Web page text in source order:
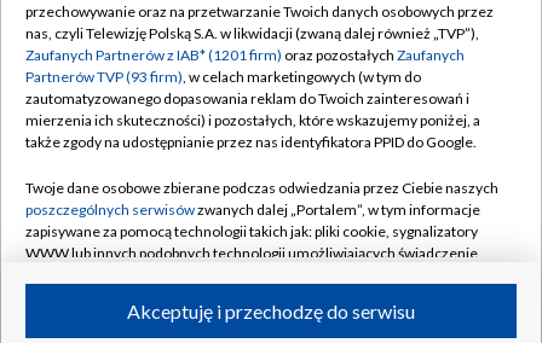
Abonament TVP
Emisja w TVP
Centrum informacji TVP
Naziemna Telewizja Cyfrowa
Rada Programowa
System NOS
Informacje o nadawcy
Program dla prasy
Regulamin TVP
Polityka prywatności
Moje zgody
Pomoc
Kontakt
Kanały
przechowywanie oraz na przetwarzanie Twoich danych osobowych przez
nas, czyli Telewizję Polską S.A. w likwidacji (zwaną dalej również „TVP”),
Zaufanych Partnerów z IAB* (1201 firm) oraz pozostałych Zaufanych
Partnerów TVP (93 firm), w celach marketingowych (w tym do
zautomatyzowanego dopasowania reklam do Twoich zainteresowań i
mierzenia ich skuteczności) i pozostałych, które wskazujemy poniżej, a
także zgody na udostępnianie przez nas identyfikatora PPID do Google.
Twoje dane osobowe zbierane podczas odwiedzania przez Ciebie naszych
poszczególnych serwisówzwanych dalej „Portalem”, w tym informacje
zapisywane za pomocą technologii takich jak: pliki cookie, sygnalizatory
WWW lub innych podobnych technologii umożliwiających świadczenie
ruchu w Internecie.Akceptuję i przechodzę do serwisu